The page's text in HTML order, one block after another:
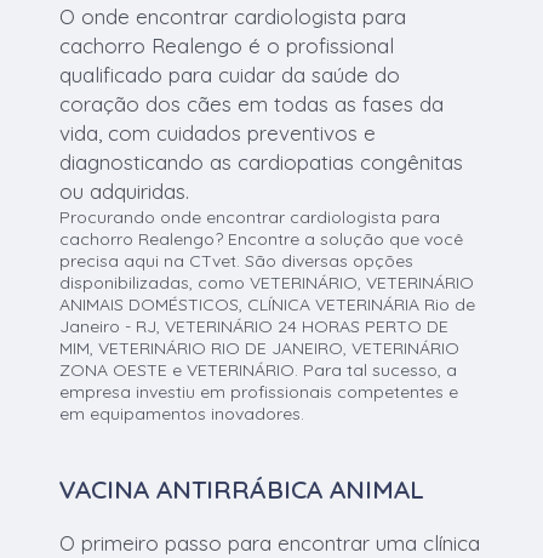
O onde encontrar cardiologista para
cachorro Realengo é o profissional
qualificado para cuidar da saúde do
coração dos cães em todas as fases da
vida, com cuidados preventivos e
diagnosticando as cardiopatias congênitas
ou adquiridas.
Procurando onde encontrar cardiologista para
cachorro Realengo? Encontre a solução que você
precisa aqui na CTvet. São diversas opções
disponibilizadas, como VETERINÁRIO, VETERINÁRIO
ANIMAIS DOMÉSTICOS, CLÍNICA VETERINÁRIA Rio de
Janeiro - RJ, VETERINÁRIO 24 HORAS PERTO DE
MIM, VETERINÁRIO RIO DE JANEIRO, VETERINÁRIO
ZONA OESTE e VETERINÁRIO. Para tal sucesso, a
empresa investiu em profissionais competentes e
em equipamentos inovadores.
VACINA ANTIRRÁBICA ANIMAL
O primeiro passo para encontrar uma clínica